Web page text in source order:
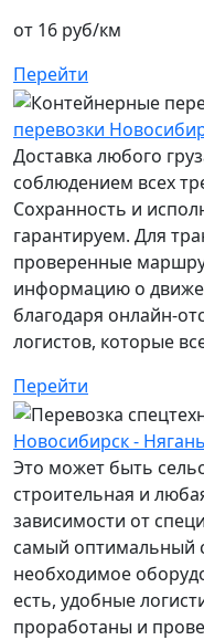
от 16 руб/км
Перейти
перевозки
Доставка любого
соблюдением всех
Сохранность и
гарантируем. Для
проверенные
информацию о
благодаря онлайн-
логистов, которые
Перейти
Новосибирск - Нягань
Это может быть
строительная и
зависимости от
самый оптимальный
необходимое
есть, удобные
проработаны и